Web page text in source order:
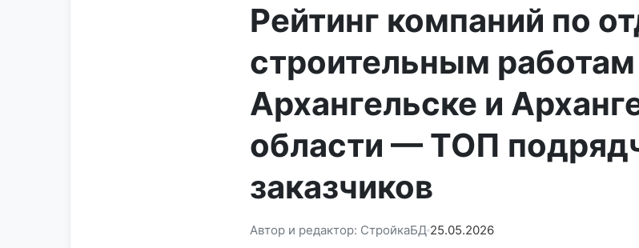
Рейтинг компаний по
строительным работам
Архангельске и
области — ТОП
заказчиков
Автор и редактор: СтройкаБД 25.05.2026